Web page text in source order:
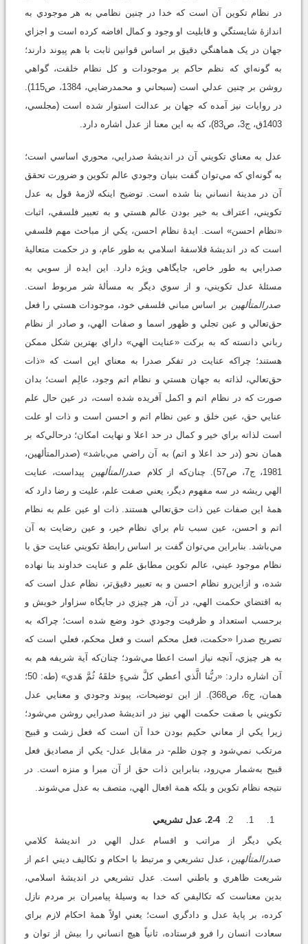
در نظام تکوين آن است که خدا در چنين نظامي به هر موجودي به
اندازۀ شايستگي و قابليت او وجود و کمال افاضه کرده است و اجزاي
جهان در يک هماهنگي دقيق بر اساس قوانين ثابت با هم پيوند دارند؛
به گونه‌اي که نظم حاکم بر موجودات و کل نظام خلقت، گواهي
روشن بر چنين عدلي است (سبحاني و محمد‌رضايي، 1384، ص115).
در روايات نيز آمده که جهان بر عدالت استوار شده است (مجلسي،
1403ق، ج3، ص83)، که به اين معنا از عدل اشاره دارد.
عدل به معناي تکويني آن در انديشۀ صدرايي، محوري اساسي است؛
به گونه‌اي که مي‌توان گفت بنيان وجودي عالم تکوين و ضرورت تحقق
آن در مدينۀ انساني بنا شده است. توضيح اينکه لازمۀ قول به عدل
تکويني، اعتراف به خير بودن عالم هستي و به تعبير فلسفي، اثبات
«نظام احسن» است. ايدۀ نظام احسن، يکي از مباحث مهم فلسفي
است که در انديشۀ فلاسفۀ اسلامي به طور عام، و در حکمت متعاليۀ
صدرايي به طور خاص، جايگاهي ويژه دارد. اين ايده از سويي به
مسئلۀ عدل تکويني، و از سوي ديگر به مسألۀ شر مربوط است.
صدرالمتألهين بر اساس مباني فلسفي خود، موجودات هستي را فعل
حق‌تعالي و عين تجلي و ظهور اسما و صفات الهي، و صادر از نظام
رباني دانسته که به برکت «عنايت الهي» داراي بهترين شکل ممکن
هستند؛ چراکه عنايت در تفکر صدرا به معناي اين است که «ذات
حق‌تعالي، لذاته به جهان هستي و نظام اتم وجود، عالِم است؛ بدان
صورت که در نظام اتم و اکمل آفريده شده است، در عين حال علم
عنايي حق، عين خلق و عين نظام اتم و احسن است و ذات او علت
است لذاته براي خير و کمال در حد اعلا و نهايت امکان؛ در‌حالي‌که بر
همان نحو (در حد اعلا و اتم) به آن راضي مي‌باشد» (صدرالمتألهين،
1981، ج7، ص57). چنان‌که از کلام
صدرالمتألهين
پيداست، عنايت
الهي ريشه در سه مفهوم ديگر، يعني صفت علم، عليت و رضا دارد که
همۀ اين صفات عين ذات حق‌تعالي هستند. ذات او عين علم به نظام
اتم و احسن، عين سبب تام براي نظام خير، و عين رضايت به آن
مي‌باشد. بنابراين مي‌توان گفت بر اساس رابطۀ تکويني عنايت حق با
نظام موجود عيني، عالم تکوين مطابق علم و عنايت خداوند بنا نهاده
شده، و ازاين‌رو نظام احسن و به تعبير دقيق‌تر، نظام عدل است که
به اقتضاي حکمت الهي، در آن، هر چيزي در جايگاه سزاوار خويش و
برحسب استعداد و ظرفيت وجودي خود وضع شده است؛ چراکه به
تصريح صدرا «حکمت، فعل محکم است و فعل محکم، فعلي است که
به هر چيزي، آنچه نياز است اعطا مي‌شود؛ چنان‌که آية شريفه هم به
آن اشاره دارد: «ربُّنا الَّذي أعطي کلَّ شيءٍ خلقَهُ ثُمَّ هَدي» (طه: 50؛
همان، ج6، ص368). از اين توضيحات، پيوند وجودي و معنايي عدل
تکويني با صفت حکمت الهي نيز در انديشۀ صدرايي روشن مي‌شود؛
زيرا يکي از معاني حکيم بودن خدا آن است که فعل زشت و قبيح
مرتکب نمي‌شود و چون ظلم- در مقابل عدل- يکي از مصاديق فعل
قبيح به‌شمار مي‌رود، بنابراين ذات حق از آن مبرا و منزه است. در
نتيجه نظام تکوين و بلکه همة افعال الهي، متصف به عدل مي‌شوند.
2-4. عدل تشريعي
يکي ديگر از مراتب و اقسام عدل الهي در انديشۀ کلامي
صدرالمتألهين ، عدل تشريعي و مرتبط با احکام و تکاليف ديني اعم از
شريعت ظاهري و باطني است. عدل تشريعي در انديشۀ اسلامي،
بدين معناست که تکاليفي که خدا به وسيلۀ پيامبران بر مردم نازل
کرده، بر پايۀ عدل و دادگري است؛ يعني اولاً همۀ احکام لازم براي
سعادت انسان را فرو فرستاده، ثانياً هيچ انساني را بيش از توان و